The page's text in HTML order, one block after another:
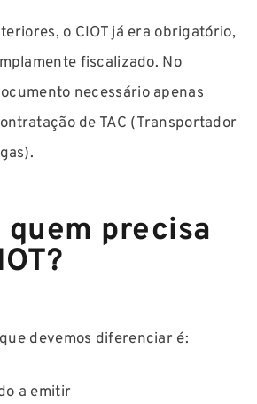
o CIOT já era obrigatório,
fiscalizado. No
necessário apenas
de TAC (Transportador
quem precisa
devemos diferenciar é:
a emitir